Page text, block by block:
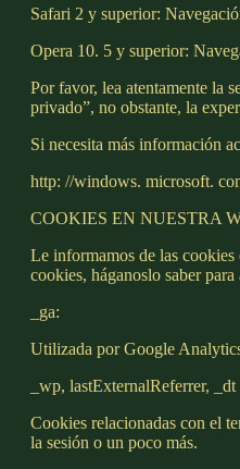
Safari 2 y superior:
Opera 10. 5 y superior:
Por favor, lea atentamente la
privado”, no obstante, la
Si necesita más información
http: //windows. microsoft.
COOKIES EN NUESTRA
Le informamos de las cookies
cookies, háganoslo saber para
_ga:
Utilizada por Google
_wp, lastExternalReferrer,
Cookies relacionadas con el
la sesión o un poco más.